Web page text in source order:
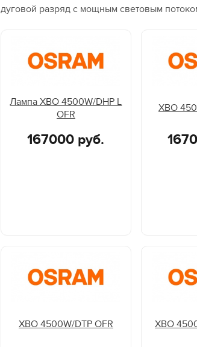
дуговой разряд с мощным световым
Лампа XBO 4500W/DHP L
OFR
167000 руб.
XBO
XBO 4500W/DTP OFR XBO